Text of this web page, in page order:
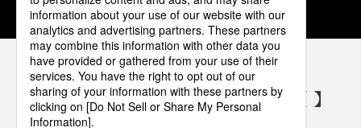
パナソニックの電気設備 SNSアカウント